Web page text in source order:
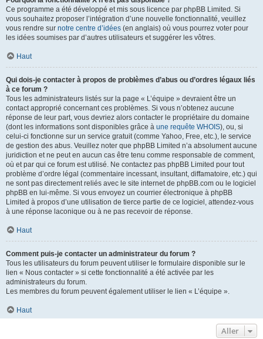
Ce programme a été développé et mis sous licence par phpBB Limited. Si
vous souhaitez proposer l’intégration d’une nouvelle fonctionnalité, veuillez
vous rendre sur notre centre d’idées (en anglais) où vous pourrez voter pour
les idées soumises par d’autres utilisateurs et suggérer les vôtres.
Haut
Qui dois-je contacter à propos de problèmes d’abus ou d’ordres légaux liés
à ce forum ?
Tous les administrateurs listés sur la page « L’équipe » devraient être un
contact approprié concernant ces problèmes. Si vous n’obtenez aucune
réponse de leur part, vous devriez alors contacter le propriétaire du domaine
(dont les informations sont disponibles grâce à une requête WHOIS), ou, si
celui-ci fonctionne sur un service gratuit (comme Yahoo, Free, etc.), le service
de gestion des abus. Veuillez noter que phpBB Limited n’a absolument aucune
juridiction et ne peut en aucun cas être tenu comme responsable de comment,
où et par qui ce forum est utilisé. Ne contactez pas phpBB Limited pour tout
problème d’ordre légal (commentaire incessant, insultant, diffamatoire, etc.) qui
ne sont pas directement reliés avec le site internet de phpBB.com ou le logiciel
phpBB en lui-même. Si vous envoyez un courrier électronique à phpBB
Limited à propos d’une utilisation de tierce partie de ce logiciel, attendez-vous
à une réponse laconique ou à ne pas recevoir de réponse.
Haut
Comment puis-je contacter un administrateur du forum ?
Tous les utilisateurs du forum peuvent utiliser le formulaire disponible sur le
lien « Nous contacter » si cette fonctionnalité a été activée par les
administrateurs du forum.
Les membres du forum peuvent également utiliser le lien « L’équipe ».
Haut
Aller